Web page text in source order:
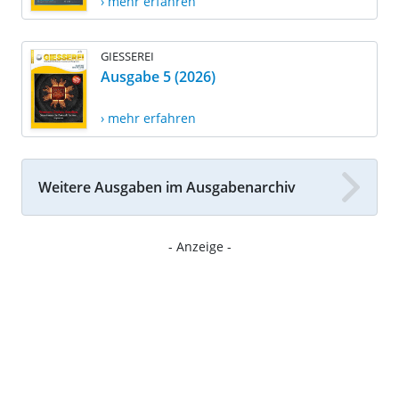
GIESSEREI
Ausgabe 5 (2026)
› mehr erfahren
Weitere Ausgaben im Ausgabenarchiv
- Anzeige -